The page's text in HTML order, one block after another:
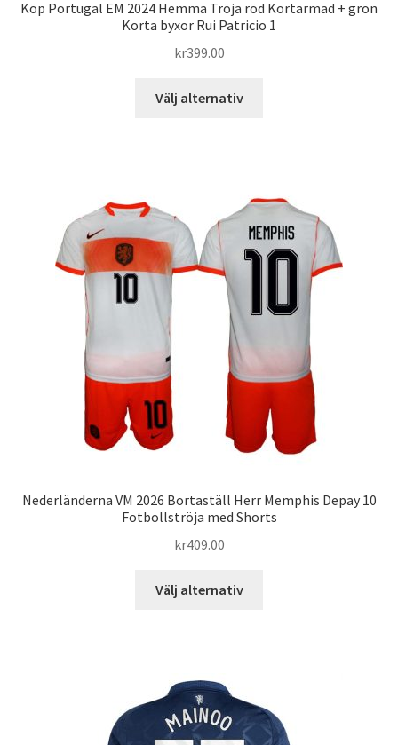
Köp Portugal EM 2024 Hemma Tröja röd Kortärmad + grön
Korta byxor Rui Patricio 1
kr399.00
Välj alternativ
varianter.
De
olika
alternativen
väljas
produktsidan
Nederländerna VM 2026 Bortaställ Herr Memphis Depay 10
Fotbollströja med Shorts
kr409.00
Välj alternativ
De
olika